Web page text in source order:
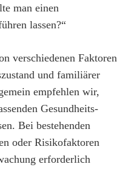
man einen
lassen?“
verschiedenen Faktoren
und familiärer
empfehlen wir,
Gesundheits-
Bei bestehenden
oder Risikofaktoren
erforderlich